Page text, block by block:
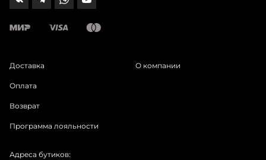
Доставка
Оплата
Возврат
Программа лояльности
О компании
Адреса бутиков: